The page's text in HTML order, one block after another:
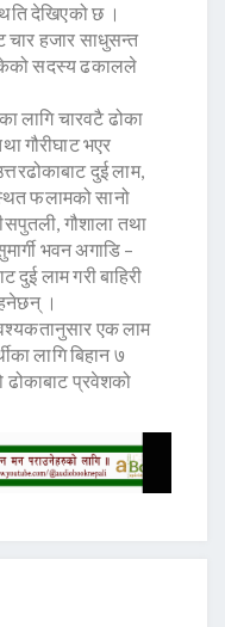
देखिएको छ ।
चार हजार साधुसन्त
सदस्य ढकालले
लागि चारवटै ढोका
गौरीघाट भएर
दुई लाम,
फलामको सानो
गौशाला तथा
भवन अगाडि –
दुई लाम गरी बाहिरी
।
एक लाम
लागि बिहान ७
प्रवेशको